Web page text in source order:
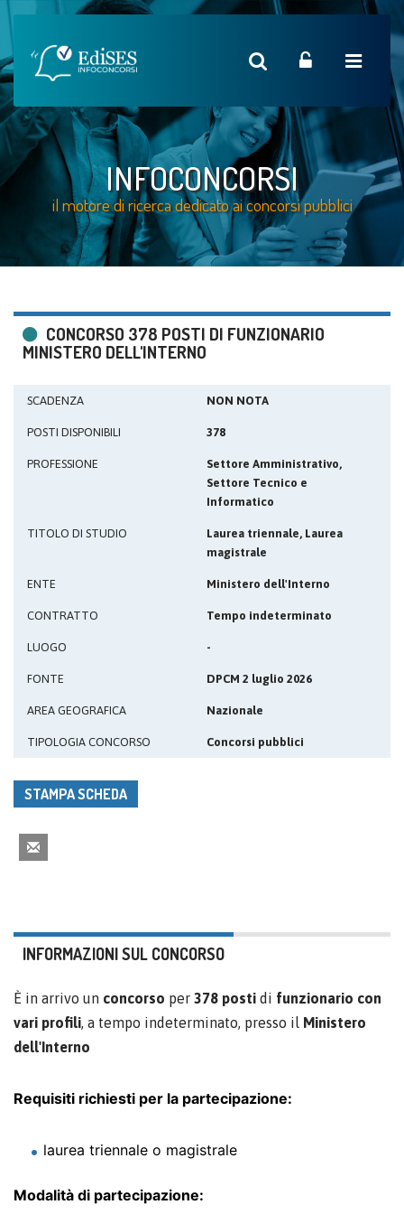
INFOCONCORSI
il motore di ricerca dedicato ai concorsi pubblici
CONCORSO 378 POSTI DI FUNZIONARIO
MINISTERO DELL'INTERNO
SCADENZA NON NOTA
POSTI DISPONIBILI 378
PROFESSIONE
Settore Amministrativo,
Settore Tecnico e
Informatico
TITOLO DI STUDIO
Laurea triennale, Laurea
magistrale
ENTE Ministero dell'Interno
CONTRATTO Tempo indeterminato
LUOGO -
FONTE DPCM 2 luglio 2026
AREA GEOGRAFICA Nazionale
TIPOLOGIA CONCORSO Concorsi pubblici
STAMPA SCHEDA
INFORMAZIONI SUL CONCORSO
È in arrivo un concorso per 378 posti di funzionario con
vari profili, a tempo indeterminato, presso il Ministero
dell'Interno
Requisiti richiesti per la partecipazione:
laurea triennale o magistrale
Modalità di partecipazione: